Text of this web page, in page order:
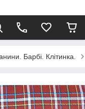
Барбі. Клітинка.